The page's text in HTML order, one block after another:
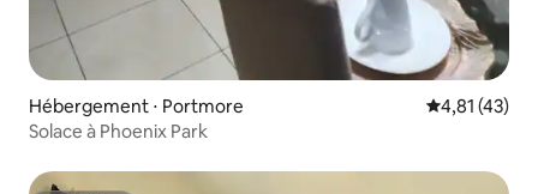
Hébergement ⋅ Portmore Évaluation
4,81 (43)
Solace à Phoenix Park